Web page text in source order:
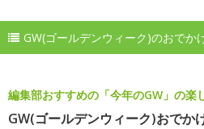
GW(ゴールデンウィーク)のおでか
編集部おすすめの「今年のGW」の楽
GW(ゴールデンウィーク)おでか